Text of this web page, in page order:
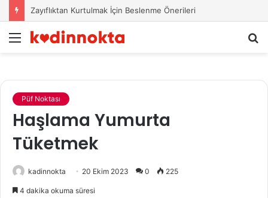
Zayıflıktan Kurtulmak İçin Beslenme Önerileri
Menü
Püf Noktası
Haşlama Yumurta
Tüketmek
kadinnokta 20 Ekim 2023 0 225
4 dakika okuma süresi